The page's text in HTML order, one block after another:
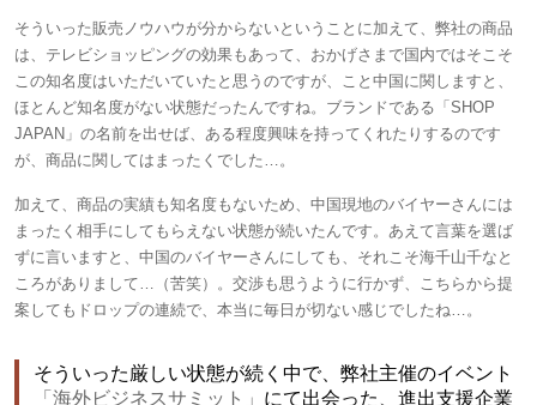
そういった販売ノウハウが分からないということに加えて、弊社の商品
は、テレビショッピングの効果もあって、おかげさまで国内ではそこそ
この知名度はいただいていたと思うのですが、こと中国に関しますと、
ほとんど知名度がない状態だったんですね。ブランドである「SHOP
JAPAN」の名前を出せば、ある程度興味を持ってくれたりするのです
が、商品に関してはまったくでした…。
加えて、商品の実績も知名度もないため、中国現地のバイヤーさんには
まったく相手にしてもらえない状態が続いたんです。あえて言葉を選ば
ずに言いますと、中国のバイヤーさんにしても、それこそ海千山千なと
ころがありまして…（苦笑）。交渉も思うように行かず、こちらから提
案してもドロップの連続で、本当に毎日が切ない感じでしたね…。
そういった厳しい状態が続く中で、弊社主催のイベント
「海外ビジネスサミット」 にて出会った、進出支援企業